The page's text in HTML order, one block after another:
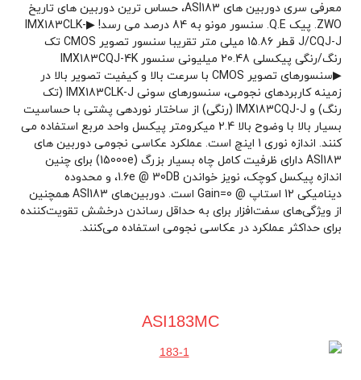
معرفی سری دوربین های ASI183، حساس ترین دوربین های تاریخ
ZWO. پیک Q.E. سنسور مونو به 84 درصد می رسد! ▶IMX183CLK-
J/CQJ-J قطر 15.86 میلی متر تقریبا سنسور تصویر CMOS تک
رنگ/رنگی پیکسلی 20.48 میلیونی سنسور IMX183CQJ-4K
▶سنسورهای تصویر CMOS با سرعت بالا و کیفیت تصویر بالا در
زمینه کاربردهای نجومی، سنسورهای سونی IMX183CLK-J (تک
رنگ) و IMX183CQJ-J (رنگی) از ساختار نوردهی پشتی با حساسیت
بسیار بالا با وضوح بالا 2.4 میکرومتر پیکسل واحد مربع استفاده می
کنند. اندازه نوری 1 اینچ است. عملکرد عکاسی نجومی دوربین های
ASI183 دارای ظرفیت کامل چاه بسیار بزرگ (15000e) برای چنین
اندازه پیکسل کوچک، نویز خواندن 1.6e @ 30DB، و محدوده
دینامیکی 12 استاپ @ Gain=0 است. دوربین‌های ASI183 همچنین
از ویژگی‌های سفت‌افزار برای به حداقل رساندن درخشش تقویت‌کننده
برای حداکثر عملکرد در عکاسی نجومی استفاده می‌کنند.
ASI183MC